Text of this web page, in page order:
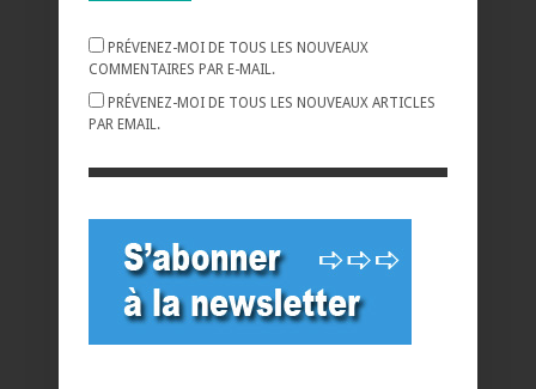
PRÉVENEZ-MOI DE TOUS LES NOUVEAUX
COMMENTAIRES PAR E-MAIL.
PRÉVENEZ-MOI DE TOUS LES NOUVEAUX ARTICLES
PAR EMAIL.